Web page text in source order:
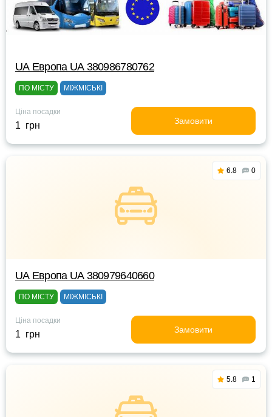
UА Европа UА 380986780762
ПО МІСТУ МІЖМІСЬКІ
Ціна посадки
1 грн Замовити
6.8 0
UА Европа UА 380979640660
ПО МІСТУ МІЖМІСЬКІ
Ціна посадки
1 грн Замовити
5.8 1